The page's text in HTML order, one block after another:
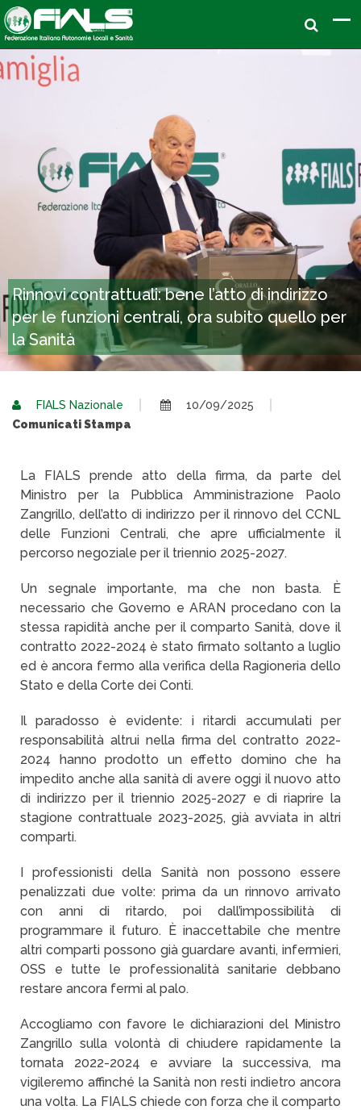
Rinnovi contrattuali: bene l’atto di indirizzo
per le funzioni centrali, ora subito quello per
la Sanità
FIALS Nazionale
10/09/2025
Comunicati Stampa
La FIALS prende atto della firma, da parte del
Ministro per la Pubblica Amministrazione Paolo
Zangrillo, dell’atto di indirizzo per il rinnovo del CCNL
delle Funzioni Centrali, che apre ufficialmente il
percorso negoziale per il triennio 2025-2027.
Un segnale importante, ma che non basta. È
necessario che Governo e ARAN procedano con la
stessa rapidità anche per il comparto Sanità, dove il
contratto 2022-2024 è stato firmato soltanto a luglio
ed è ancora fermo alla verifica della Ragioneria dello
Stato e della Corte dei Conti.
Il paradosso è evidente: i ritardi accumulati per
responsabilità altrui nella firma del contratto 2022-
2024 hanno prodotto un effetto domino che ha
impedito anche alla sanità di avere oggi il nuovo atto
di indirizzo per il triennio 2025-2027 e di riaprire la
stagione contrattuale 2023-2025, già avviata in altri
comparti.
I professionisti della Sanità non possono essere
penalizzati due volte: prima da un rinnovo arrivato
con anni di ritardo, poi dall’impossibilità di
programmare il futuro. È inaccettabile che mentre
altri comparti possono già guardare avanti, infermieri,
OSS e tutte le professionalità sanitarie debbano
restare ancora fermi al palo.
Accogliamo con favore le dichiarazioni del Ministro
Zangrillo sulla volontà di chiudere rapidamente la
tornata 2022-2024 e avviare la successiva, ma
vigileremo affinché la Sanità non resti indietro ancora
una volta. La FIALS chiede con forza che il comparto